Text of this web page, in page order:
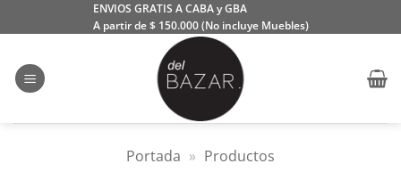
al
ENVIOS GRATIS A CABA y GBA
A partir de $ 150.000 (No incluye Muebles)
Portada » Productos